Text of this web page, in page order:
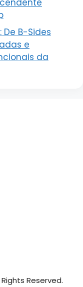
B-Sides
e
da
Reserved.